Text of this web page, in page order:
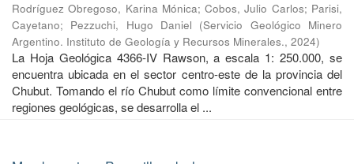
Rodríguez Obregoso, Karina Mónica;Cobos, Julio Carlos; Parisi,
Cayetano; Pezzuchi, Hugo Daniel (Servicio Geológico Minero
Argentino. Instituto de Geología y Recursos Minerales., 2024)
La Hoja Geológica 4366-IV Rawson, a escala 1: 250.000, se
encuentra ubicada en el sector centro-este de la provincia del
Chubut. Tomando el río Chubut como límite convencional entre
regiones geológicas, se desarrolla el ...